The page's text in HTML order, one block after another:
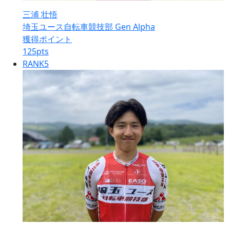
三浦 壮悟
埼玉ユース自転車競技部 Gen Alpha
獲得ポイント
125pts
RANK5